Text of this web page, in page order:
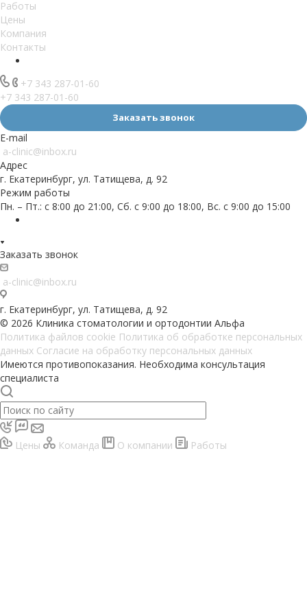
Работы
Цены
Компания
Контакты
+7 343 287-01-60
+7 343 287-01-60
Заказать звонок
E-mail
a-clinic@inbox.ru
Адрес
г. Екатеринбург, ул. Татищева, д. 92
Режим работы
Пн. – Пт.: с 8:00 до 21:00, Сб. с 9:00 до 18:00, Вс. с 9:00 до 15:00
Заказать звонок
a-clinic@inbox.ru
г. Екатеринбург, ул. Татищева, д. 92
© 2026 Клиника стоматологии и ортодонтии Альфа
Политика файлов cookie Политика об обработке персональных
данных Согласие на обработку персональных данных
Имеются противопоказания. Необходима консультация
специалиста
Цены Команда О компании Работы